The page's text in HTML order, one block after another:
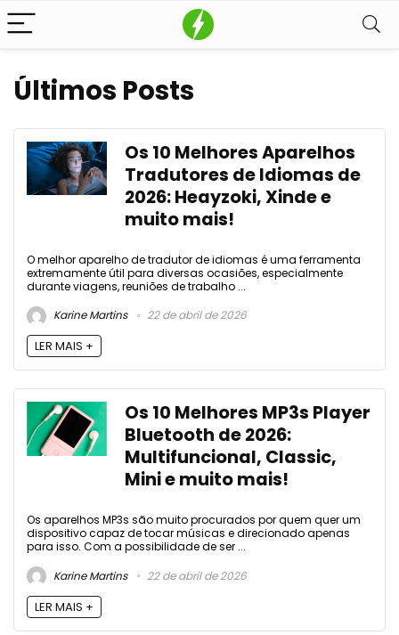
Últimos Posts
Os 10 Melhores Aparelhos
Tradutores de Idiomas de
2026: Heayzoki, Xinde e
muito mais!
O melhor aparelho de tradutor de idiomas é uma ferramenta
extremamente útil para diversas ocasiões, especialmente
durante viagens, reuniões de trabalho ...
Karine Martins
22 de abril de 2026
LER MAIS +
Os 10 Melhores MP3s Player
Bluetooth de 2026:
Multifuncional, Classic,
Mini e muito mais!
Os aparelhos MP3s são muito procurados por quem quer um
dispositivo capaz de tocar músicas e direcionado apenas
para isso. Com a possibilidade de ser ...
Karine Martins
22 de abril de 2026
LER MAIS +